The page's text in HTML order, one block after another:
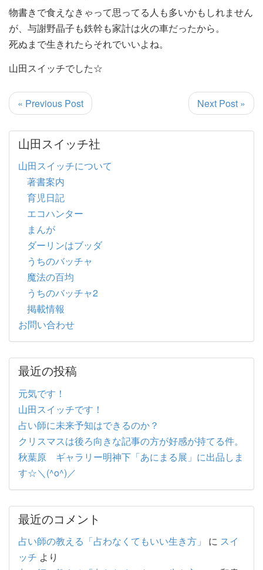
物書きで食えなきゃって思ってる人も多いかもしれません
が、与謝野晶子も鉄幹も家計は火の車だったから。
死ぬまで生きれたらそれでいいよね。
山田スイッチでした☆
« Previous Post Next Post »
山田スイッチ社
山田スイッチについて
著書案内
育児日記
エコハンター
まんが
ダーリンはブッダ
うちのバッチャ
魔法の百均
うちのバッチャ2
掲載情報
お問い合わせ
最近の投稿
元気です！
山田スイッチです！
占い師に未来予知はできるのか？
クリスマスは後ろ向きな記事の方が好感が持てる件。
秋葉原 ギャラリー明神下「あにまる展」に出品しま
す☆＼(^o^)／
最近のコメント
占い師の教える「占わなくてもいい生き方」 に スイ
ッチ より